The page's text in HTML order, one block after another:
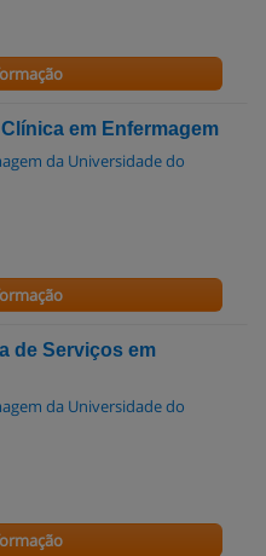
em Enfermagem
da Universidade do
de Serviços em
da Universidade do